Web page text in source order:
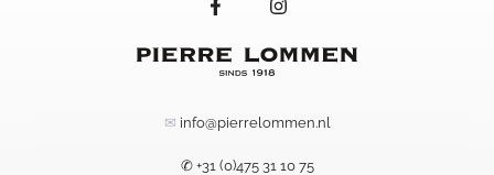
✉ info@pierrelommen.nl
✆ +31 (0)475 31 10 75